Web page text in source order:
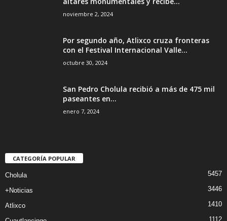
noviembre 2, 2024
Por segundo año, Atlixco cruza fronteras
con el Festival Internacional Valle...
octubre 30, 2024
San Pedro Cholula recibió a más de 475 mil
paseantes en...
enero 7, 2024
CATEGORÍA POPULAR
Cholula 5457
+Noticias 3446
Atlixco 1410
1112